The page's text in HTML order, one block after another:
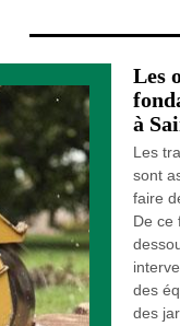
Les
à
Les
sont
faire
De ce
des
des